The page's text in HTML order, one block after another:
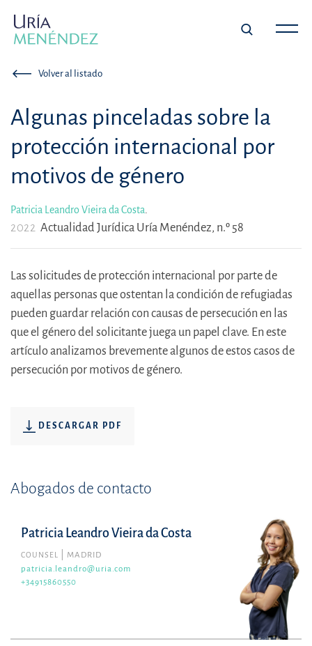
Volver al listado
Algunas pinceladas sobre la
protección internacional por
motivos de género
Patricia Leandro Vieira da Costa.
2022 Actualidad Jurídica Uría Menéndez, n.º 58
Las solicitudes de protección internacional por parte de
aquellas personas que ostentan la condición de refugiadas
pueden guardar relación con causas de persecución en las
que el género del solicitante juega un papel clave. En este
artículo analizamos brevemente algunos de estos casos de
persecución por motivos de género.
DESCARGAR PDF
Abogados de contacto
Patricia Leandro Vieira da Costa
COUNSEL
MADRID
patricia.leandro@uria.com
+34915860550